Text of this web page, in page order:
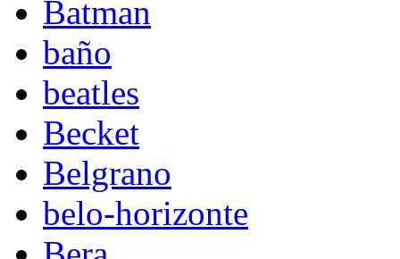
Batman
baño
beatles
Becket
Belgrano
belo-horizonte